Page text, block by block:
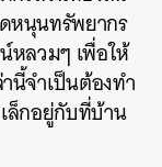
หนุนทรัพยากร
หลวมๆ เพื่อให้
นี้จำเป็นต้องทำ
เล็กอยู่กับที่บ้าน